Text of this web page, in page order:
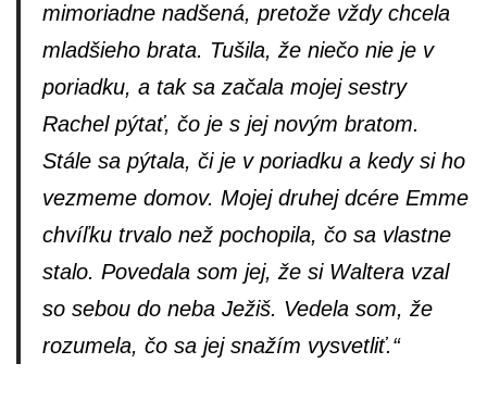
mimoriadne nadšená, pretože vždy chcela
mladšieho brata. Tušila, že niečo nie je v
poriadku, a tak sa začala mojej sestry
Rachel pýtať, čo je s jej novým bratom.
Stále sa pýtala, či je v poriadku a kedy si ho
vezmeme domov. Mojej druhej dcére Emme
chvíľku trvalo než pochopila, čo sa vlastne
stalo. Povedala som jej, že si Waltera vzal
so sebou do neba Ježiš. Vedela som, že
rozumela, čo sa jej snažím vysvetliť.“